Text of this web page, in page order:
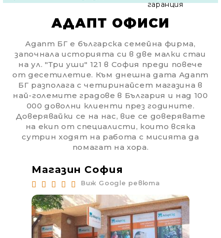
АДАПТ ОФИСИ
Адапт БГ е българска семейна фирма,
започнала историята си в две малки стаи
на ул. "Три уши" 121 в София преди повече
от десетилетие. Към днешна дата Адапт
БГ разполага с четиринайсет магазина в
най-големите градове в България и над 100
000 доволни клиенти през годините.
Доверявайки се на нас, вие се доверявате
на екип от специалисти, които всяка
сутрин ходят на работа с мисията да
помагат на хора.
Магазин София
Виж Google ревюта